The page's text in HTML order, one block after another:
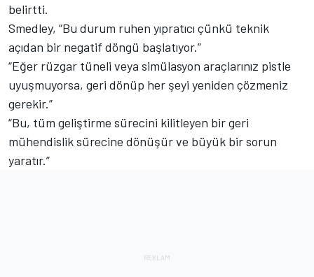
belirtti.
Smedley, “Bu durum ruhen yıpratıcı çünkü teknik
açıdan bir negatif döngü başlatıyor.”
“Eğer rüzgar tüneli veya simülasyon araçlarınız pistle
uyuşmuyorsa, geri dönüp her şeyi yeniden çözmeniz
gerekir.”
“Bu, tüm geliştirme sürecini kilitleyen bir geri
mühendislik sürecine dönüşür ve büyük bir sorun
yaratır.”